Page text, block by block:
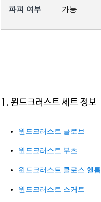
파괴 여부
가능
1. 윈드크러스트 세트 정보
윈드크러스트 글로브
윈드크러스트 부츠
윈드크러스트 클로스 헬름
윈드크러스트 스커트